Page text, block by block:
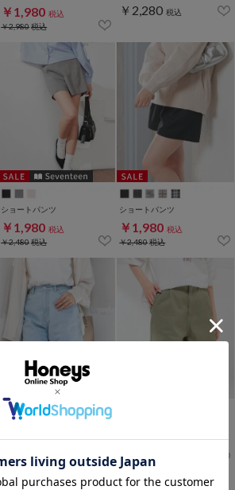
￥1,980 税込
￥2,980税込
￥2,280 税込
ショートパンツ
￥1,980 税込
￥2,480税込
ショートパンツ
￥1,980 税込
￥2,480税込
￥1,980
￥2,280 税込
￥1,480
￥2,280 税込